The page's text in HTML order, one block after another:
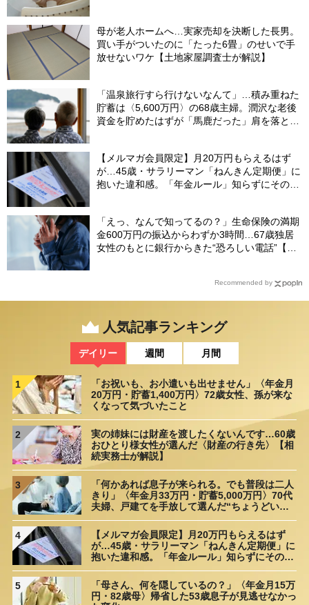
母が老人ホームへ…実家売却を決断した長男。
買い手がついたのに「たった6畳」のせいで手
放せないワケ【土地家屋調査士が解説】
「温泉旅行すら行けないなんて」…積み重ねた
貯蓄は〈5,600万円〉の68歳主婦。潤沢な老後
資金を貯めたはずが「馬鹿だった」肩を落とす
【メルマガ会員限定】月20万円もらえるはず
が…45歳・サラリーマン「ねんきん定期便」に
抱いた違和感。「年金ルール」知らずにそのま
「えっ、なんで知ってるの？」生命保険の満期
金600万円の振込からわずか3時間…67歳独居
女性のもとに銀行からきた“恐ろしい電話”【FP
Recommended by
人気記事ランキング
デイリー 週間 月間
1
「お祝いも、お小遣いも出せません」〈年金月
20万円・貯蓄1,400万円〉72歳女性、孫が来な
くなって気づいたこと
2
実の姉妹には財産を渡したくないんです…60歳
おひとり様女性が選んだ〈財産の行き先〉【相
続実務士が解説】
3
「何かあれば息子が来られる。でも普段は二人
きり」〈年金月33万円・貯蓄5,000万円〉70代
夫婦、戸建てを手放して選んだ“ちょうどいい
4
【メルマガ会員限定】月20万円もらえるはず
が…45歳・サラリーマン「ねんきん定期便」に
抱いた違和感。「年金ルール」知らずにそのま
然「何かの間違いでは？」
5
「母さん、何を隠しているの？」〈年金月15万
円・82歳母〉帰省した53歳息子が見逃せなかっ